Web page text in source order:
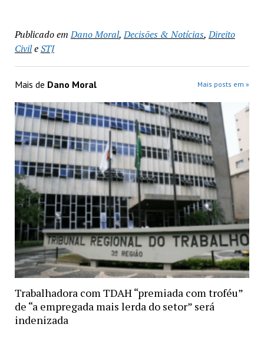
Publicado em Dano Moral,Decisões & Notícias,Direito
CivileSTJ
Mais de Dano Moral Mais posts em »
Trabalhadora com TDAH “premiada com troféu”
de “a empregada mais lerda do setor” será
indenizada